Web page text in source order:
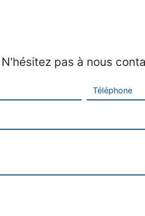
N'hésitez pas à nous